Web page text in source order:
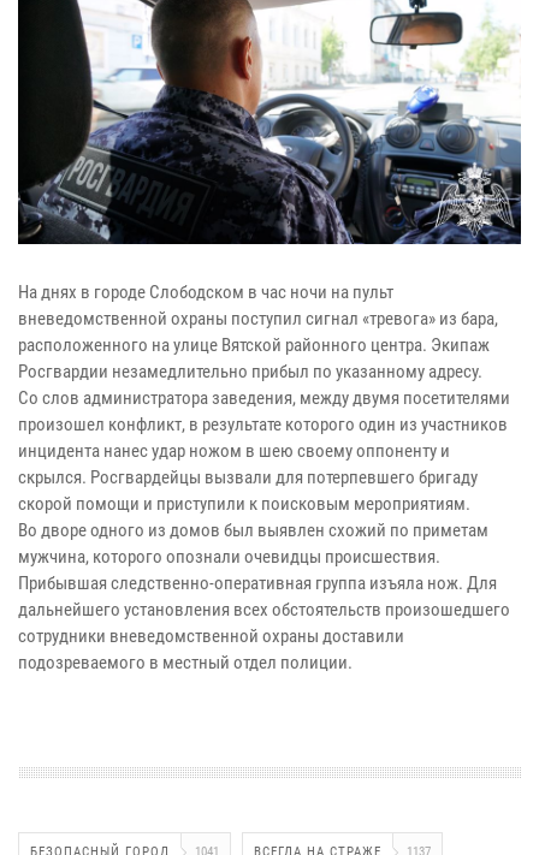
На днях в городе Слободском в час ночи на пульт
вневедомственной охраны поступил сигнал «тревога» из бара,
расположенного на улице Вятской районного центра. Экипаж
Росгвардии незамедлительно прибыл по указанному адресу.
Со слов администратора заведения, между двумя посетителями
произошел конфликт, в результате которого один из участников
инцидента нанес удар ножом в шею своему оппоненту и
скрылся. Росгвардейцы вызвали для потерпевшего бригаду
скорой помощи и приступили к поисковым мероприятиям.
Во дворе одного из домов был выявлен схожий по приметам
мужчина, которого опознали очевидцы происшествия.
Прибывшая следственно-оперативная группа изъяла нож. Для
дальнейшего установления всех обстоятельств произошедшего
сотрудники вневедомственной охраны доставили
подозреваемого в местный отдел полиции.
БЕЗОПАСНЫЙ ГОРОД 1041 ВСЕГДА НА СТРАЖЕ 1137